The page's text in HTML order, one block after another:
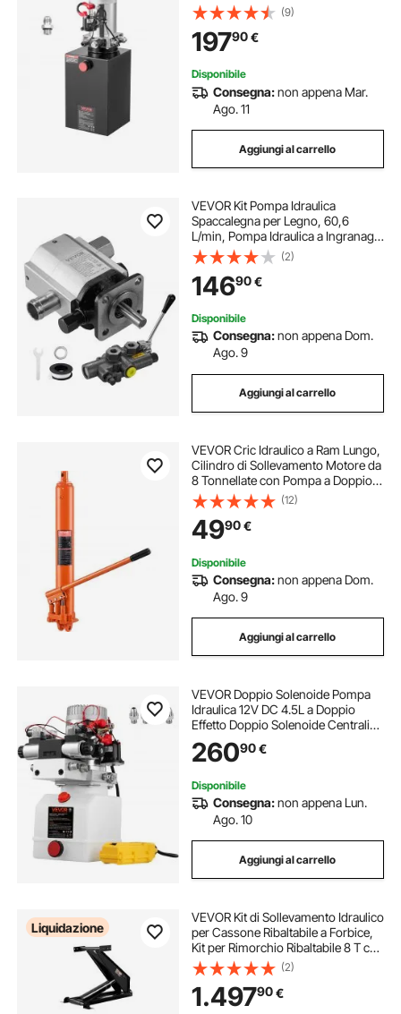
Scarico max. 22 MPa Portata di 3,4
L/min, Pompa Idraulica CC 12 V con
Serbatoio in Metallo
(9)
19790€
Disponibile
Consegna:non appena Mar.
Ago. 11
Aggiungi al carrello
VEVOR Kit Pompa Idraulica
Spaccalegna per Legno, 60,6
L/min, Pompa Idraulica a Ingranaggi
in Alluminio a 2 Stadi 4000 PSI, con
Valvola Ingresso 2,54cm Uscita
1,27cm NPT 3600 Giri/min, per
Spaccalegna
(2)
14690€
Disponibile
Consegna:non appena Dom.
Ago. 9
Aggiungi al carrello
VEVOR Cric Idraulico a Ram Lungo,
Cilindro di Sollevamento Motore da
8 Tonnellate con Pompa a Doppio
Pistone e Base a Forcella, Cilindro
Ram Idraulico per Paranchi di
Sollevamento Motore
(12)
4990€
Disponibile
Consegna:non appena Dom.
Ago. 9
Aggiungi al carrello
VEVOR Doppio Solenoide Pompa
Idraulica 12V DC 4.5L a Doppio
Effetto Doppio Solenoide Centralina
Idraulica 4.5L ZZ004234 Scarico
Riparazione Plastica
26090€
Disponibile
Consegna:non appena Lun.
Ago. 10
Aggiungi al carrello
Liquidazione
VEVOR Kit di Sollevamento Idraulico
per Cassone Ribaltabile a Forbice,
Kit per Rimorchio Ribaltabile 8 T con
Unità Pompa Idraulica da 12 V,
Adatto per Camion con Cassone
Ribaltabile a Forbice
(2)
1.49790€